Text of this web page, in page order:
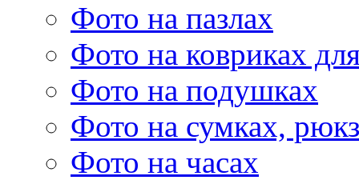
Фото на пазлах
Фото на ковриках
Фото на подушках
Фото на сумках,
Фото на часах